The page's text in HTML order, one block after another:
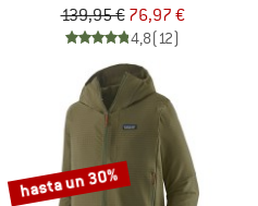
139,95 € 76,97 €
4,8(12)
hasta un 30%